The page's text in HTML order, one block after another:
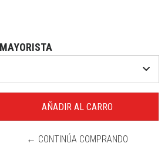
← CONTINÚA COMPRANDO